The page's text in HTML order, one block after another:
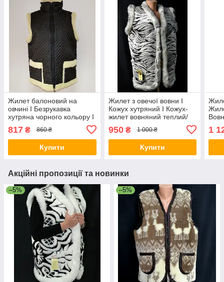
Жилет балоновий на
овчині I Безрукавка
хутряна чорного кольору I
817 ₴ 860 ₴
Купити
Жилет з овечої вовни I
Кожух хутряний I Кожух-
жилет вовняний теплий/
950₴ 1 000 ₴
Купити
1
Акційні пропозиції та новинки
–5% –5%